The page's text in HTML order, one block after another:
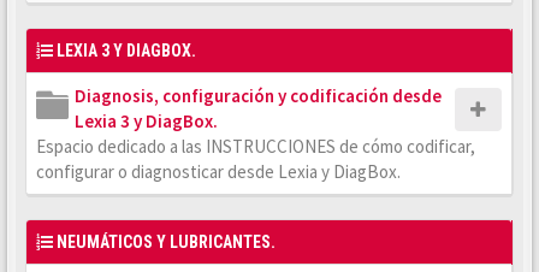
LEXIA 3 Y DIAGBOX.
Diagnosis, configuración y codificación desde
Lexia 3 y DiagBox.
Espacio dedicado a las INSTRUCCIONES de cómo codificar,
configurar o diagnosticar desde Lexia y DiagBox.
NEUMÁTICOS Y LUBRICANTES.